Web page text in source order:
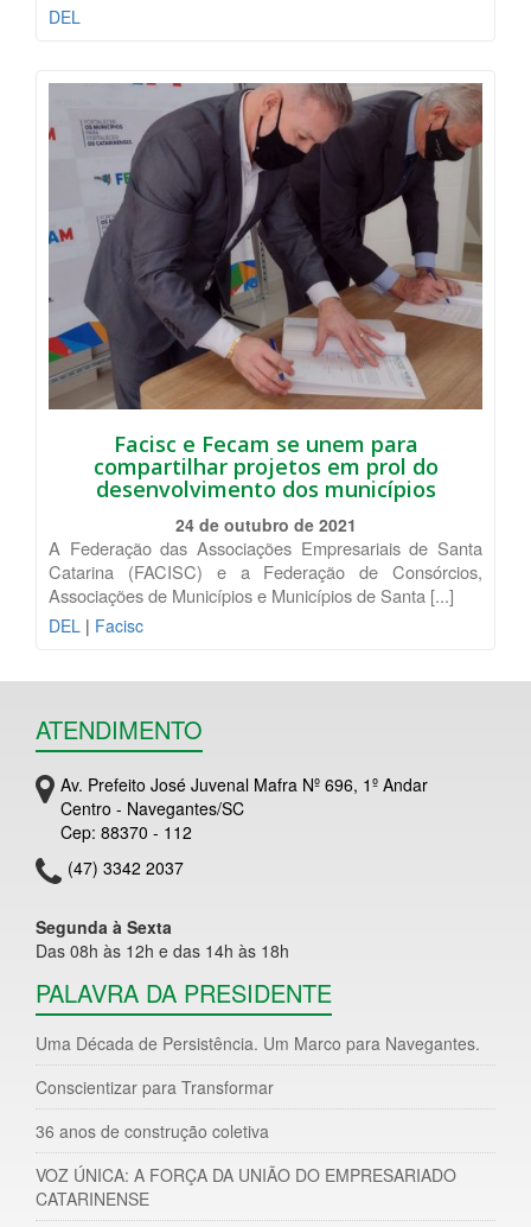
DEL
Facisc e Fecam se unem para
compartilhar projetos em prol do
desenvolvimento dos municípios
24 de outubro de 2021
A Federação das Associações Empresariais de Santa
Catarina (FACISC) e a Federação de Consórcios,
Associações de Municípios e Municípios de Santa [...]
DEL | Facisc
ATENDIMENTO
Av. Prefeito José Juvenal Mafra Nº 696, 1º Andar
Centro - Navegantes/SC
Cep: 88370 - 112
(47) 3342 2037
Segunda à Sexta
Das 08h às 12h e das 14h às 18h
PALAVRA DA PRESIDENTE
Uma Década de Persistência. Um Marco para Navegantes.
Conscientizar para Transformar
36 anos de construção coletiva
VOZ ÚNICA: A FORÇA DA UNIÃO DO EMPRESARIADO
CATARINENSE